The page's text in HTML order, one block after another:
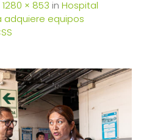
1280 × 853 in Hospital
adquiere equipos